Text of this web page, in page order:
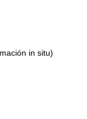
in situ)